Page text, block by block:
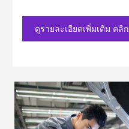
ดูรายละเอียดเพิ่มเติม คลิก